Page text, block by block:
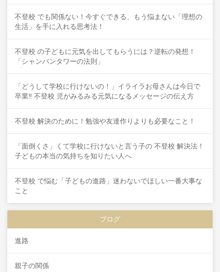
不登校 でも関係ない！今すぐできる、もう悩まない「理想の
生活」を手に入れる思考法！
不登校 の子どもに元気を出してもらうには？逆転の発想！
「シャンパンタワーの法則」
「どうして学校に行けないの！」イライラお母さんは今日で
卒業‼ 不登校 児がみるみる元気になるメッセージの伝え方
不登校 解決のために！勉強や友達作りよりも必要なこと！
「面倒くさ」くて学校に行けないと言う子の 不登校 解決法！
子どもの本当の気持ちを知りたい人へ
不登校 で悩む「子どもの進路」迷わないでほしい一番大事な
こと
ブログ
進路
親子の関係